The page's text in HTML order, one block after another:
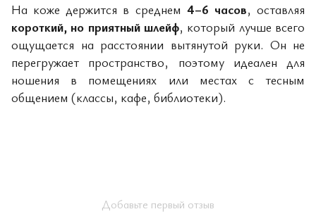
На коже держится в среднем 4–6 часов, оставляя
короткий, но приятный шлейф, который лучше всего
ощущается на расстоянии вытянутой руки. Он не
перегружает пространство, поэтому идеален для
ношения в помещениях или местах с тесным
общением (классы, кафе, библиотеки).
Добавьте первый отзыв